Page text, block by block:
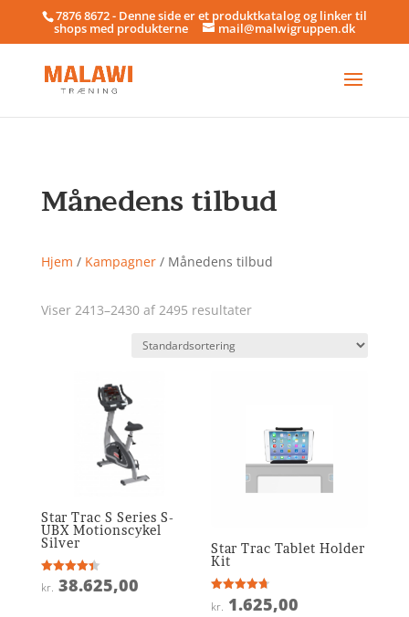
7876 8672 - Denne side er et produktkatalog og linker til
shops med produkterne mail@malwigruppen.dk
Månedens tilbud
Hjem / Kampagner/ Månedens tilbud
Viser 2413–2430 af 2495 resultater
Star Trac S Series S-
UBX Motionscykel
Silver
Vurderet
4.4
kr. 38.625,00
Star Trac Tablet Holder
Kit
Vurderet
4.7
kr. 1.625,00